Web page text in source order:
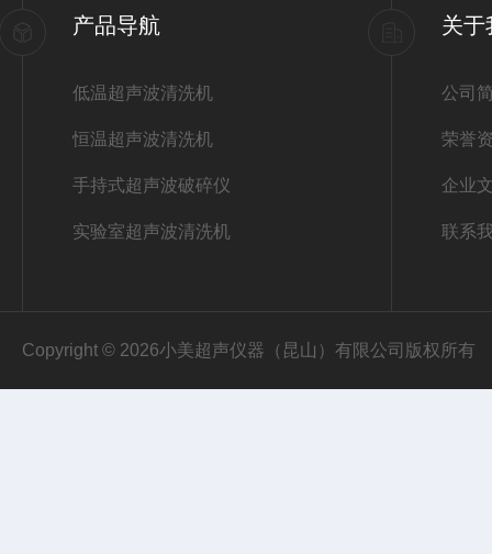
产品导航
低温超声波清洗机
恒温超声波清洗机
手持式超声波破碎仪
实验室超声波清洗机
关于
公司
荣誉
企业
联系
Copyright © 2026小美超声仪器（昆山）有限公司版权所有